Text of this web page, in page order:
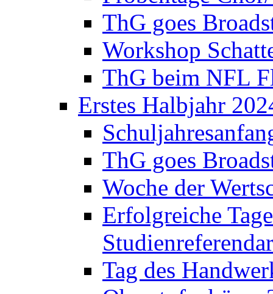
ThG goes
Workshop
ThG beim NFL
Erstes Halbjahr
ThG goes
Woche der
Erfolgreiche
Tag des